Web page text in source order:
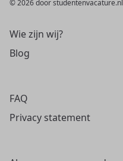
© 2026 door studentenvacature.nl
Wie zijn wij?
Blog
FAQ
Privacy statement